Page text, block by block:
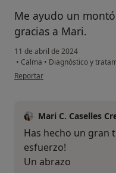
Me ayudo un
gracias a Mari.
11 de abril de 2024
• Calma • Diagnóstico y
en opinión del usuario D
Reportar
Mari C. Caselles
Has hecho un gran
esfuerzo!
Un abrazo